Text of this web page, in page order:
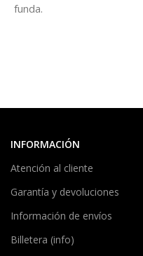
funda.
INFORMACIÓN
Atención al cliente
Garantía y devoluciones
Información de envíos
Billetera (info)